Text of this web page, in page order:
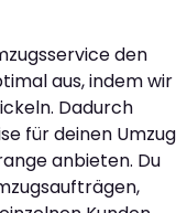
den
aus, indem wir
Dadurch
für deinen Umzug
anbieten. Du